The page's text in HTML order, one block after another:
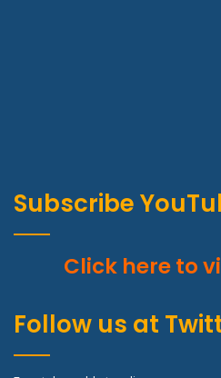
Subscribe
Click here to
Follow us at